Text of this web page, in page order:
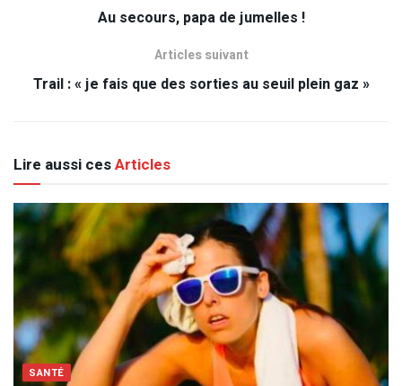
Au secours, papa de jumelles !
Articles suivant
Trail : « je fais que des sorties au seuil plein gaz »
Lire aussi cesArticles
SANTÉ